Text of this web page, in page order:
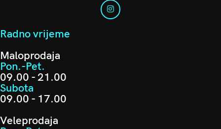
Radno vrijeme
Maloprodaja
Pon.-Pet.
09.00 - 21.00
Subota
09.00 - 17.00
Veleprodaja